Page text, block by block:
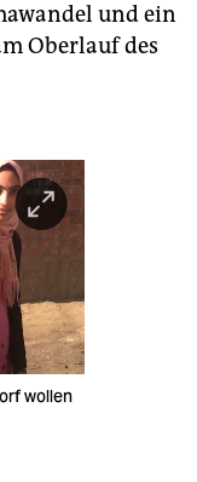
und ein
Oberlauf des
wollen